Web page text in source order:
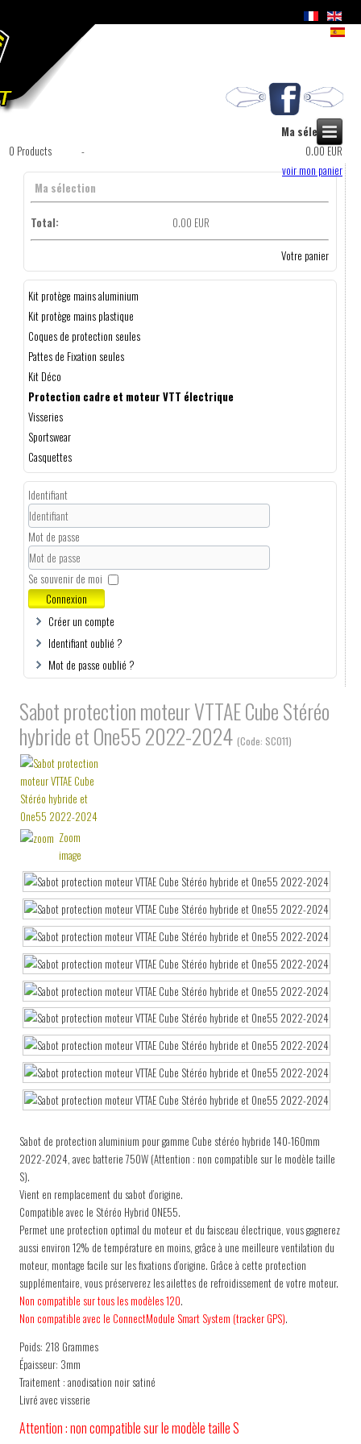
Ma sélection
0 Products -
0.00 EUR
voir mon panier
Ma sélection
Total: 0.00 EUR
Votre panier
Kit protège mains aluminium
Kit protège mains plastique
Coques de protection seules
Pattes de Fixation seules
Kit Déco
Protection cadre et moteur VTT électrique
Visseries
Sportswear
Casquettes
Identifiant
Mot de passe
Se souvenir de moi
Connexion
Créer un compte
Identifiant oublié ?
Mot de passe oublié ?
Sabot protection moteur VTTAE Cube Stéréo
hybride et One55 2022-2024(Code: SC011)
Zoom
image
Sabot de protection aluminium pour gamme Cube stéréo hybride 140-160mm
2022-2024, avec batterie 750W (Attention : non compatible sur le modèle taille
S).
Vient en remplacement du sabot d’origine.
Compatible avec le Stéréo Hybrid ONE55.
Permet une protection optimal du moteur et du faisceau électrique, vous gagnerez
aussi environ 12% de température en moins, grâce à une meilleure ventilation du
moteur, montage facile sur les fixations d’origine. Grâce à cette protection
supplémentaire, vous préserverez les ailettes de refroidissement de votre moteur.
Non compatible sur tous les modèles 120.
Non compatible avec le ConnectModule Smart System (tracker GPS).
Poids: 218 Grammes
Épaisseur: 3mm
Traitement : anodisation noir satiné
Livré avec visserie
Attention : non compatible sur le modèle taille S